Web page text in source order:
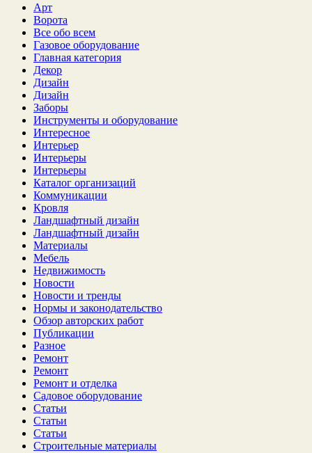
Арт
Ворота
Все обо всем
Газовое оборудование
Главная категория
Декор
Дизайн
Дизайн
Заборы
Инструменты и оборудование
Интересное
Интерьер
Интерьеры
Интерьеры
Каталог организаций
Коммуникации
Кровля
Ландшафтный дизайн
Ландшафтный дизайн
Материалы
Мебель
Недвижимость
Новости
Новости и тренды
Нормы и законодательство
Обзор авторских работ
Публикации
Разное
Ремонт
Ремонт
Ремонт и отделка
Садовое оборудование
Статьи
Статьи
Статьи
Строительные материалы